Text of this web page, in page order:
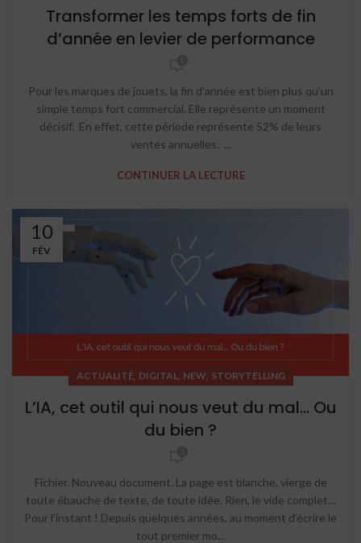
Transformer les temps forts de fin
d’année en levier de performance
Pour les marques de jouets, la fin d’année est bien plus qu’un
simple temps fort commercial. Elle représente un moment
décisif. En effet, cette période représente 52% de leurs
ventes annuelles. ...
CONTINUER LA LECTURE
10
FÉV
ACTUALITÉ, DIGITAL, NEW, STORYTELLING
L’IA, cet outil qui nous veut du mal… Ou
du bien ?
Fichier. Nouveau document. La page est blanche, vierge de
toute ébauche de texte, de toute idée. Rien, le vide complet…
Pour l’instant ! Depuis quelques années, au moment d’écrire le
tout premier mo...